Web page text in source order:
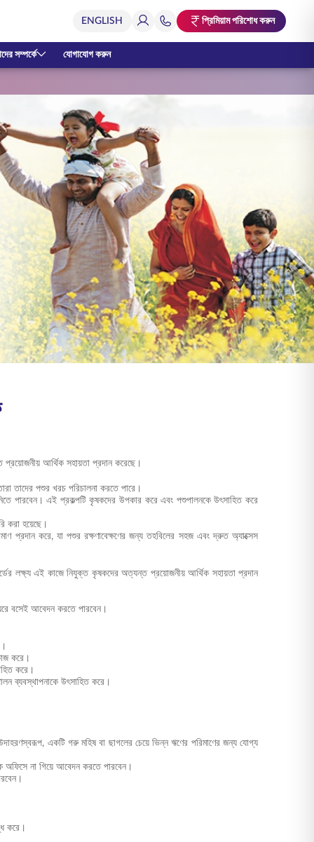
প্রিমিয়াম পরিশোধ করুন
সম্পর্কে যোগাযোগ করুন
প্রয়োজনীয় আর্থিক সহায়তা প্রদান করেছে।
তাদের পশুর খরচ পরিচালনা করতে পারে।
পারবেন। এই প্রকল্পটি কৃষকদের উপকার করে এবং পশুপালনকে উৎসাহিত করে
করা হয়েছে।
প্রদান করে, যা পশুর রক্ষণাবেক্ষণের জন্য তহবিলের সহজ এবং দ্রুত অ্যাক্সেস
লক্ষ্য এই কাজে নিযুক্ত কৃষকদের অত্যন্ত প্রয়োজনীয় আর্থিক সহায়তা প্রদান
বসেই আবেদন করতে পারবেন।
করে।
করে।
ব্যবস্থাপনাকে উৎসাহিত করে।
একটি গরু মহিষ বা ছাগলের চেয়ে ভিন্ন ঋণের পরিমাণের জন্য যোগ্য
অফিসে না গিয়ে আবেদন করতে পারবেন।
করে।